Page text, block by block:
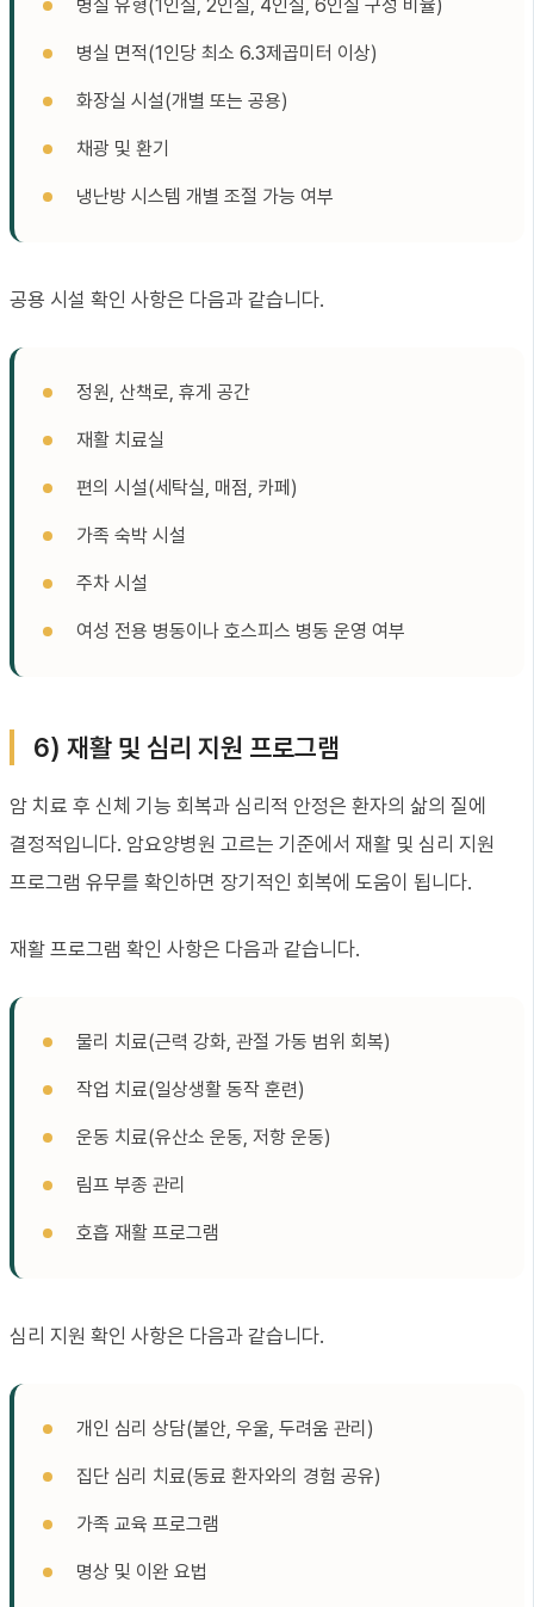
병실 유형(1인실, 2인실, 4인실, 6인실 구성 비율)
병실 면적(1인당 최소 6.3제곱미터 이상)
화장실 시설(개별 또는 공용)
채광 및 환기
냉난방 시스템 개별 조절 가능 여부
공용 시설 확인 사항은 다음과 같습니다.
정원, 산책로, 휴게 공간
재활 치료실
편의 시설(세탁실, 매점, 카페)
가족 숙박 시설
주차 시설
여성 전용 병동이나 호스피스 병동 운영 여부
6) 재활 및 심리 지원 프로그램
암 치료 후 신체 기능 회복과 심리적 안정은 환자의 삶의 질에
결정적입니다. 암요양병원 고르는 기준에서 재활 및 심리 지원
프로그램 유무를 확인하면 장기적인 회복에 도움이 됩니다.
재활 프로그램 확인 사항은 다음과 같습니다.
물리 치료(근력 강화, 관절 가동 범위 회복)
작업 치료(일상생활 동작 훈련)
운동 치료(유산소 운동, 저항 운동)
림프 부종 관리
호흡 재활 프로그램
심리 지원 확인 사항은 다음과 같습니다.
개인 심리 상담(불안, 우울, 두려움 관리)
집단 심리 치료(동료 환자와의 경험 공유)
가족 교육 프로그램
명상 및 이완 요법